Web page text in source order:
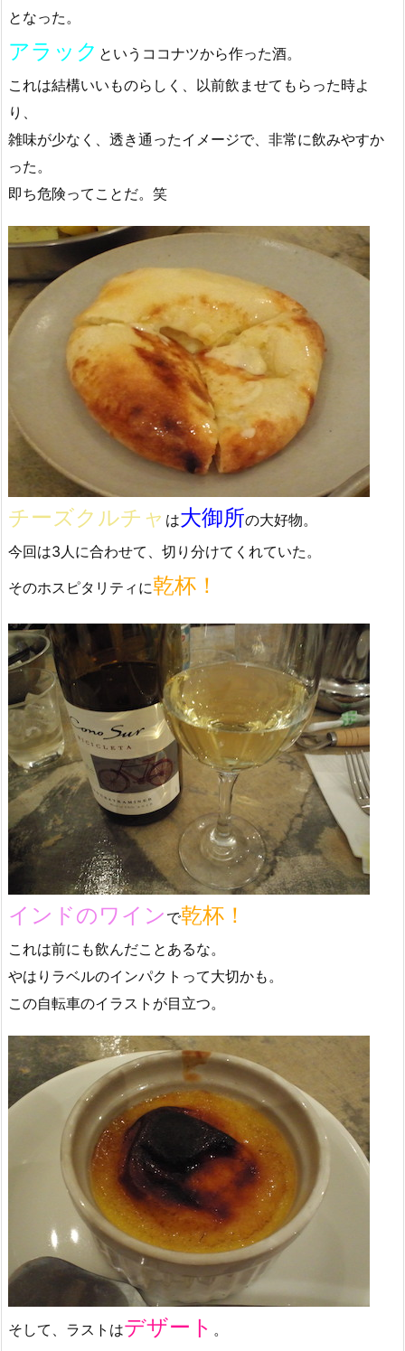
となった。
アラック というココナツから作った酒。
これは結構いいものらしく、以前飲ませてもらった時よ
り、
雑味が少なく、透き通ったイメージで、非常に飲みやすか
った。
即ち危険ってことだ。笑
チーズクルチャ は大御所の大好物。
今回は3人に合わせて、切り分けてくれていた。
そのホスピタリティに乾杯！
インドのワイン で乾杯！
これは前にも飲んだことあるな。
やはりラベルのインパクトって大切かも。
この自転車のイラストが目立つ。
そして、ラストはデザート 。